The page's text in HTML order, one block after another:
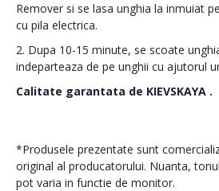
Remover si se lasa unghia la inmuiat
cu pila electrica.
2. Dupa 10-15 minute, se scoate
indeparteaza de pe unghii cu ajutorul
Calitate garantata de KIEVSKAYA .
*Produsele prezentate sunt
original al producatorului. Nuanta,
pot varia in functie de monitor.